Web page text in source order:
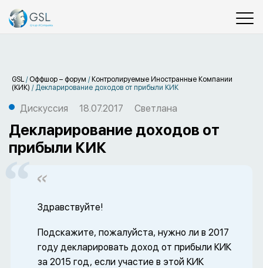
GSL / Оффшор – форум / Контролируемые Иностранные Компании
(КИК) /Декларирование доходов от прибыли КИК
Дискуссия 18.07.2017 Светлана
Декларирование доходов от
прибыли КИК
Здравствуйте!
Подскажите, пожалуйста, нужно ли в 2017
году декларировать доход от прибыли КИК
за 2015 год, если участие в этой КИК